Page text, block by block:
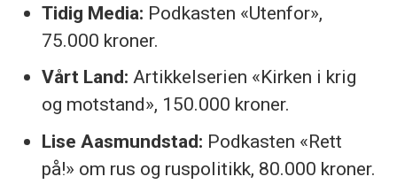
Tidig Media: Podkasten «Utenfor»,
75.000 kroner.
Vårt Land: Artikkelserien «Kirken i krig
og motstand», 150.000 kroner.
Lise Aasmundstad: Podkasten «Rett
på!» om rus og ruspolitikk, 80.000 kroner.